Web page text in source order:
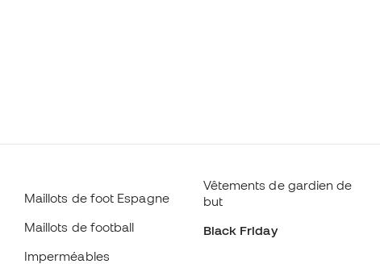
Maillots de foot Espagne
Maillots de football
Imperméables
Vêtements de gardien de
but
Black Friday